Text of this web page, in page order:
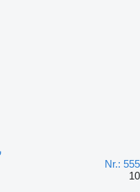
Nr.: 555
10